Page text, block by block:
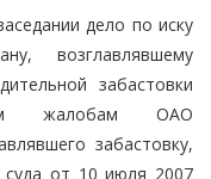
дело по иску
возглавлявшему
забастовки
жалобам ОАО
забастовку,
суда от 10 июля 2007